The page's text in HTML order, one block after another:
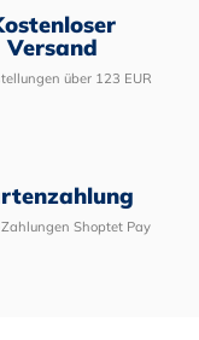
Versand
über 123 EUR
Shoptet Pay